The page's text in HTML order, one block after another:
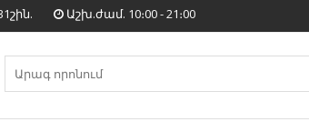
Աշխ.ժամ. 10։00 - 21։00
Search